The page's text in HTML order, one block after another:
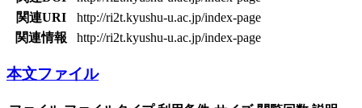
関連URI
http://ri2t.kyushu-u.ac.jp/index-page
関連情報
http://ri2t.kyushu-u.ac.jp/index-page
本文ファイル